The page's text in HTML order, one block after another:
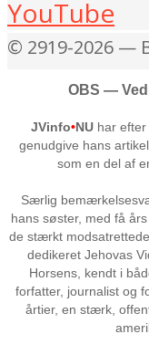
YouTube
© 2919-2026 —
OBS —
JVinfo•NUhar efter
genudgive hans
som en del af
Særlig
hans søster, med få
de stærkt
dedikeret Jehovas
Horsens, kendt i
forfatter, journalist og
årtier, en stærk,